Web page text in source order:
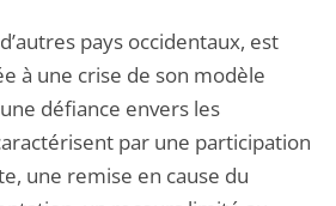
pays occidentaux, est
à une crise de son modèle
défiance envers les
par une participation
une remise en cause du